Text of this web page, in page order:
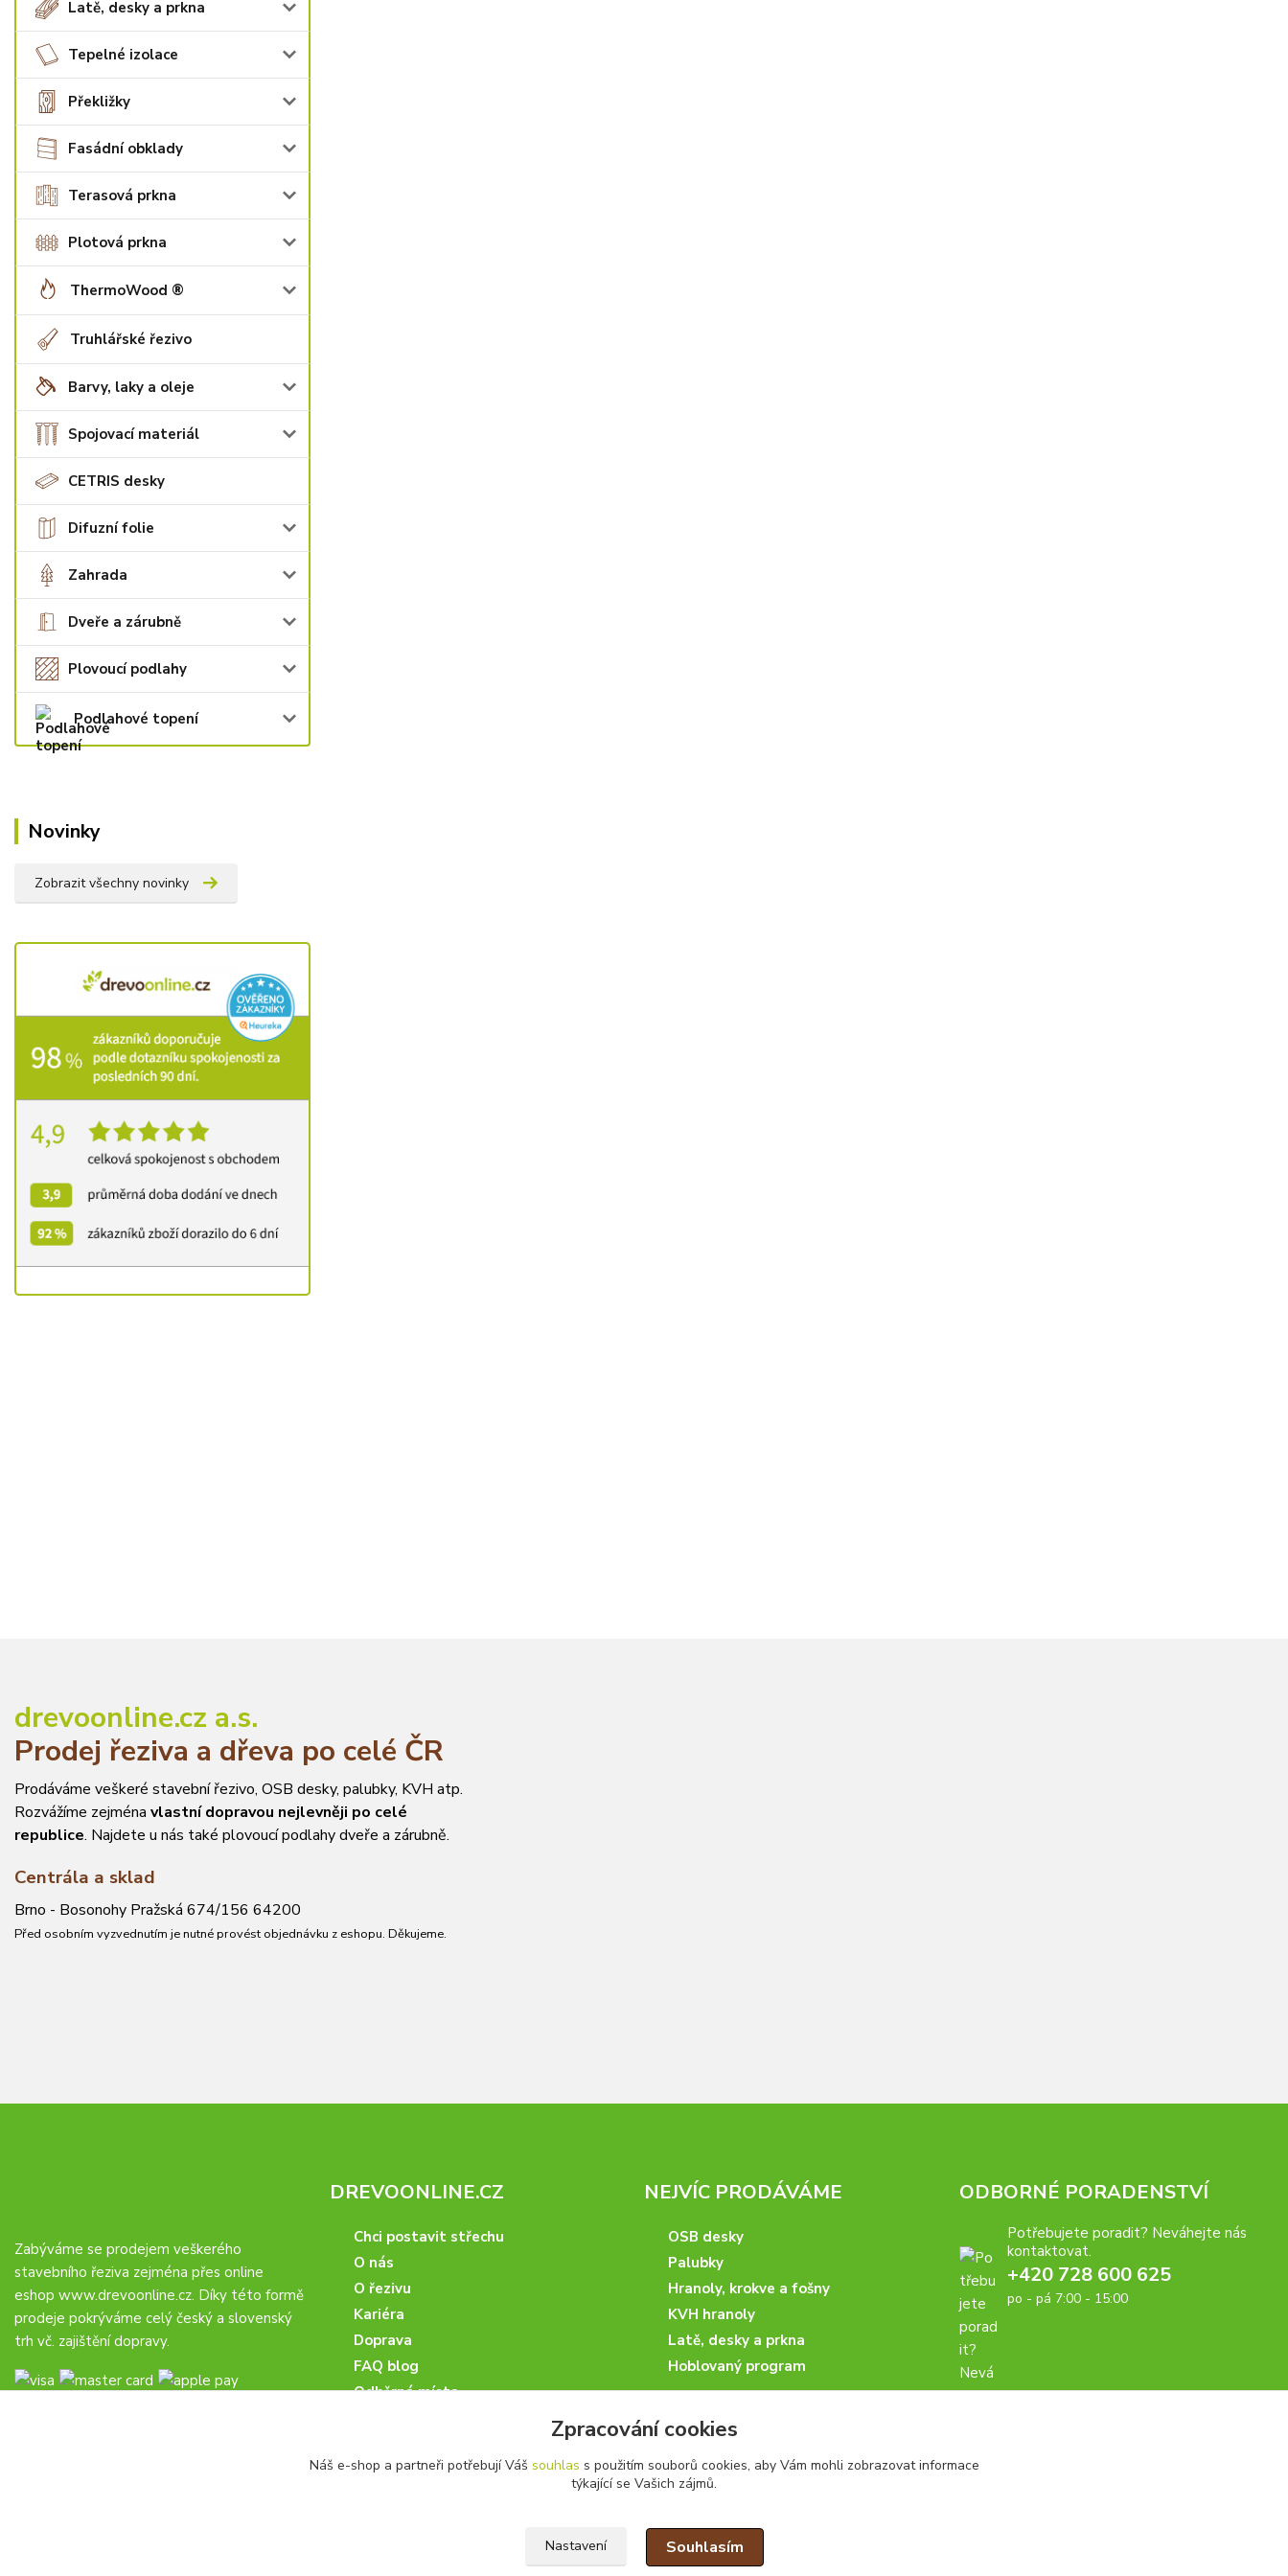
Latě, desky a prkna
Tepelné izolace
Překližky
Fasádní obklady
Terasová prkna
Plotová prkna
ThermoWood ®
Truhlářské řezivo
Barvy, laky a oleje
Spojovací materiál
CETRIS desky
Difuzní folie
Zahrada
Dveře a zárubně
Plovoucí podlahy
Podlahové topení
Novinky
Zobrazit všechny novinky
drevoonline.cz a.s.
Prodej řeziva a dřeva po celé ČR
Prodáváme veškeré stavební řezivo, OSB desky, palubky, KVH atp.
Rozvážíme zejména vlastní dopravou nejlevněji po celé
republice. Najdete u nás také plovoucí podlahy dveře a zárubně.
Centrála a sklad
Brno - Bosonohy Pražská 674/156 64200
Před osobním vyzvednutím je nutné provést objednávku z eshopu. Děkujeme.
Zabýváme se prodejem veškerého
stavebního řeziva zejména přes online
eshop www.drevoonline.cz. Díky této formě
prodeje pokrýváme celý český a slovenský
trh vč. zajištění dopravy.
DREVOONLINE.CZ
Chci postavit střechu
O nás
O řezivu
Kariéra
Doprava
FAQ blog
Odběrná místa
Obchodní partneři
NEJVÍC PRODÁVÁME
OSB desky
Palubky
Hranoly, krokve a fošny
KVH hranoly
Latě, desky a prkna
Hoblovaný program
ODBORNÉ PORADENSTVÍ
Potřebujete poradit? Neváhejte nás
kontaktovat.
+420 728 600 625
po - pá 7:00 - 15:00
Zpracování cookies
Náš e-shop a partneři potřebují Váš souhlas s použitím souborů cookies, aby Vám mohli zobrazovat informace
týkající se Vašich zájmů.
Nastavení Souhlasím